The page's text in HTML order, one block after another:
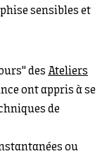
sensibles et
des Ateliers
ont appris à se
de
ou